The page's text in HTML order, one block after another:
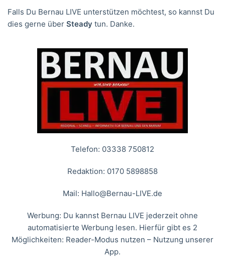
Falls Du Bernau LIVE unterstützen möchtest, so kannst Du
dies gerne über Steady tun. Danke.
Telefon: 03338 750812
Redaktion: 0170 5898858
Mail: Hallo@Bernau-LIVE.de
Werbung: Du kannst Bernau LIVE jederzeit ohne
automatisierte Werbung lesen. Hierfür gibt es 2
Möglichkeiten: Reader-Modus nutzen – Nutzung unserer
App.